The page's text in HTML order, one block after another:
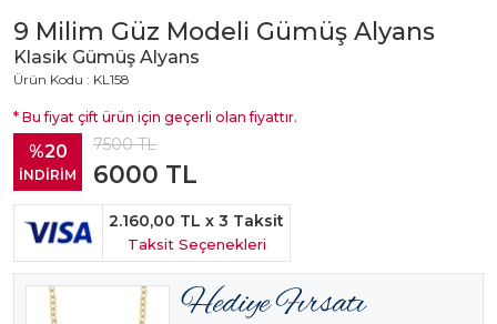
9 Milim Güz Modeli Gümüş Alyans
Klasik Gümüş Alyans
Ürün Kodu : KL158
* Bu fiyat çift ürün için geçerli olan fiyattır.
%20
İNDİRİM
7500TL
6000 TL
2.160,00 TL x 3 Taksit
Taksit Seçenekleri